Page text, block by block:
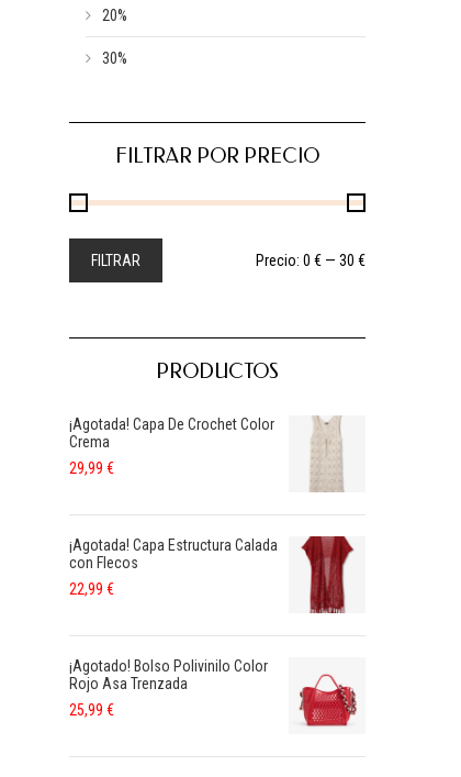
20%
30%
FILTRAR POR PRECIO
FILTRAR Precio: 0 € — 30 €
PRODUCTOS
¡Agotada! Capa De Crochet Color
Crema
29,99 €
¡Agotada! Capa Estructura Calada
con Flecos
22,99 €
¡Agotado! Bolso Polivinilo Color
Rojo Asa Trenzada
25,99 €